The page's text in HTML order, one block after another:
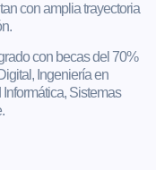
con amplia trayectoria
con becas del 70%
Ingeniería en
Sistemas